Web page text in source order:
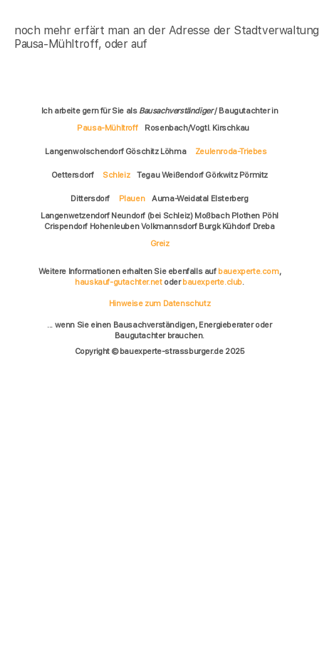
noch mehr erfärt man an der Adresse der
Pausa-Mühltroff, oder auf
Ich arbeite gern für Sie als Bausachverständiger/ Baugutachter in
Pausa-Mühltroff
Rosenbach/Vogtl. Kirschkau
Langenwolschendorf Göschitz Löhma Zeulenroda-Triebes
Oettersdorf Schleiz Tegau Weißendorf Görkwitz Pörmitz
Dittersdorf Plauen
Auma-Weidatal Elsterberg
Langenwetzendorf Neundorf (bei Schleiz) Moßbach Plothen Pöhl
Crispendorf Hohenleuben Volkmannsdorf Burgk Kühdorf Dreba
Greiz
Weitere Informationen erhalten Sie ebenfalls auf bauexperte.com,
hauskauf-gutachter.netoderbauexperte.club.
Hinweise zum Datenschutz
... wenn Sie einen Bausachverständigen, Energieberater oder
Baugutachter brauchen.
Copyright © bauexperte-strassburger.de 2025